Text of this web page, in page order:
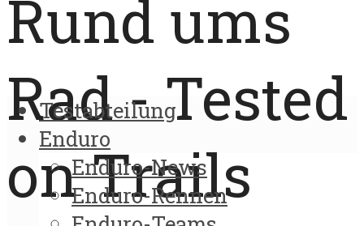
Rund ums
Rad - Tested
on Trails
Testabteilung
Enduro
Enduro-News
Enduro-Rennen